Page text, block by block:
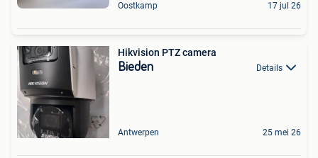
Oostkamp 17 jul 26
Hikvision PTZ camera
Bieden Details
Antwerpen 25 mei 26